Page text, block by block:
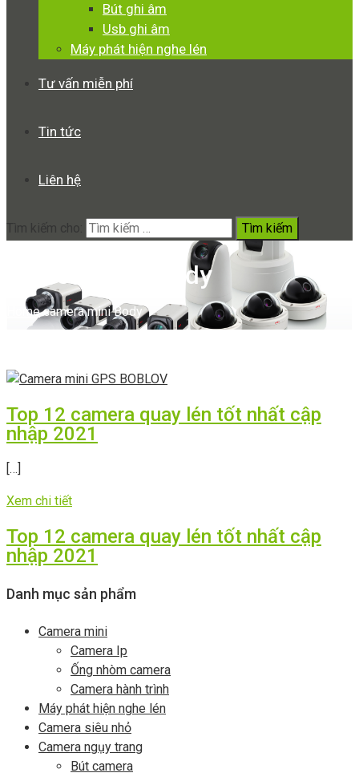
Bút ghi âm
Usb ghi âm
Máy phát hiện nghe lén
Tư vấn miễn phí
Tin tức
Liên hệ
Tìm kiếm cho:
camera mini Body
Home camera mini Body
Top 12 camera quay lén tốt nhất cập
nhập 2021
[…]
Xem chi tiết
Top 12 camera quay lén tốt nhất cập
nhập 2021
Danh mục sản phẩm
Camera mini
Camera Ip
Ống nhòm camera
Camera hành trình
Máy phát hiện nghe lén
Camera siêu nhỏ
Camera ngụy trang
Bút camera